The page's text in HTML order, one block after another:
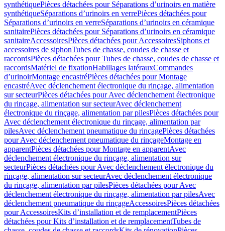
synthétiquePièces détachées pour Séparations d’urinoirs en matière
synthétiqueSéparations d’urinoirs en verrePièces détachées pour
Séparations d’urinoirs en verreSéparations d’urinoirs en céramique
sanitairePièces détachées pour Séparations d’urinoirs en céramique
sanitaireAccessoiresPièces détachées pour AccessoiresSiphons et
accessoires de siphonTubes de chasse, coudes de chasse et
raccordsPièces détachées pour Tubes de chasse, coudes de chasse et
raccordsMatériel de fixationHabillages latérauxCommandes
dʼurinoirMontage encastréPièces détachées pour Montage
encastréAvec déclenchement électronique du rinçage, alimentation
sur secteurPièces détachées pour Avec déclenchement électronique
du rinçage, alimentation sur secteurAvec déclenchement
électronique du rinçage, alimentation par pilesPièces détachées pour
Avec déclenchement électronique du rinçage, alimentation par
pilesAvec déclenchement pneumatique du rinçagePièces détachées
pour Avec déclenchement pneumatique du rinçageMontage en
apparentPièces détachées pour Montage en apparentAvec
déclenchement électronique du rinçage, alimentation sur
secteurPièces détachées pour Avec déclenchement électronique du
rinçage, alimentation sur secteurAvec déclenchement électronique
du rinçage, alimentation par pilesPièces détachées pour Avec
déclenchement électronique du rinçage, alimentation par pilesAvec
déclenchement pneumatique du rinçageAccessoiresPièces détachées
pour AccessoiresKits d’installation et de remplacementPièces
détachées pour Kits d’installation et de remplacementTubes de